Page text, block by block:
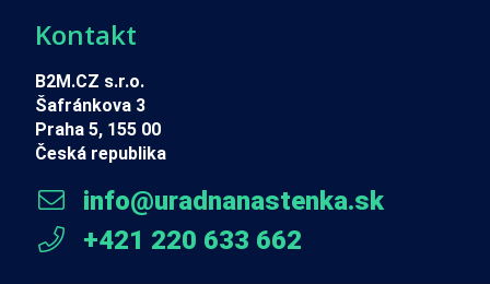
Kontakt
B2M.CZ s.r.o.
Šafránkova 3
Praha 5, 155 00
Česká republika
info@uradnanastenka.sk
+421 220 633 662